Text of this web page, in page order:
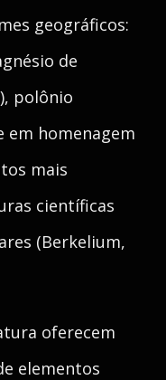
geográficos:
de
polônio
em homenagem
mais
científicas
(Berkelium,
oferecem
elementos